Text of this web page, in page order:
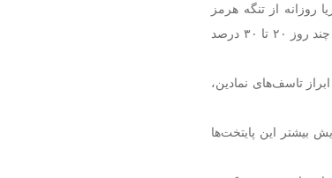
دریا روزانه از تنگه هرمز
عبور می‌کند. یک وقفه در این منطقه می‌تواند قیمت جهانی نفت را ظرف چند روز ۲۰ تا ۳۰ درصد
تاسف‌های نمادین،
بیشتر این پایتخت‌ها